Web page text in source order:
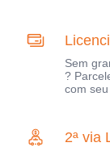
Sem
?
com
2ª via